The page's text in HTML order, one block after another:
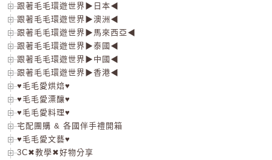
跟著毛毛環遊世界▶日本◀
跟著毛毛環遊世界▶澳洲◀
跟著毛毛環遊世界▶馬來西亞◀
跟著毛毛環遊世界▶泰國◀
跟著毛毛環遊世界▶中國◀
跟著毛毛環遊世界▶香港◀
♥毛毛愛烘焙♥
♥毛毛愛漂釀♥
♥毛毛愛料理♥
宅配團購 & 各國伴手禮開箱
♥毛毛愛文藝♥
3C✖教學✖好物分享